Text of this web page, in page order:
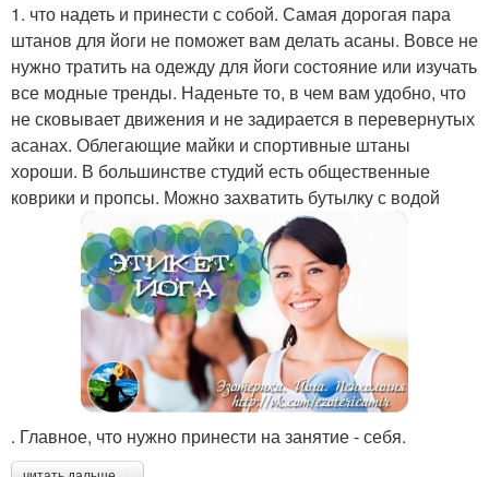
1. что надеть и принести с собой. Самая дорогая пара
штанов для йоги не поможет вам делать асаны. Вовсе не
нужно тратить на одежду для йоги состояние или изучать
все модные тренды. Наденьте то, в чем вам удобно, что
не сковывает движения и не задирается в перевернутых
асанах. Облегающие майки и спортивные штаны
хороши. В большинстве студий есть общественные
коврики и пропсы. Можно захватить бутылку с водой
. Главное, что нужно принести на занятие - себя.